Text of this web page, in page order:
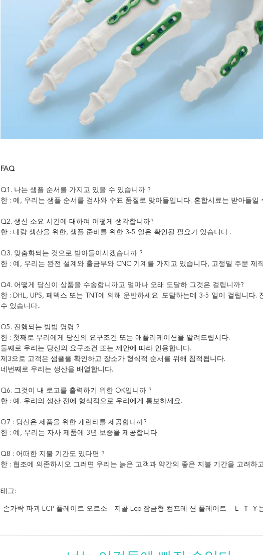
FAQ
Q1. 나는 샘플 순서를 가지고 있을 수 있습니까 ?
한 : 예, 우리는 샘플 순서를 검사와 수표 품질로 맞아들입니다. 혼합시료는 받아들일
Q2. 생산 소요 시간에 대하여 어떻게 생각합니까?
한 : 대량 생산을 위한, 샘플 준비를 위한 3-5 일은 확인될 필요가 있습니다 .
Q3. 맞춤화되는 것으로 받아들이시겠습니까 ?
한 : 예, 우리는 완전 설계와 출금부와 CNC 기계를 가지고 있습니다, 고정밀 주문 제
Q4. 어떻게 당신이 상품을 수송합니까고 얼마나 오래 도달하 그것은 걸립니까?
한 : DHL, UPS, 페덱스 또는 TNT에 의해 운반하세요. 도달하는데 3-5 일이 걸립니다
수 있습니다..
Q5. 진행되는 방법 명령 ?
한 : 첫째로 우리에게 당신의 요구조건 또는 애플리케이션을 알려드립시다.
둘째로 우리는 당신의 요구조건 또는 제안에 따라 인용합니다.
제3으로 고객은 샘플을 확인하고 장소가 형식적 순서를 위해 침적됩니다.
네번째로 우리는 생산을 배열합니다.
Q6. 그것이 내 로고를 출력하기 위한 OK입니까 ?
한 : 예. 우리의 생산 전에 형식적으로 우리에게 통보하세요.
Q7 : 당신은 제품을 위한 개런티를 제공합니까?
한 : 예, 우리는 자사 제품에 3년 보증을 제공합니다.
Q8 : 어떠한 지불 기간도 있다면 ?
한 : 협조에 의존하시오 그러면 우리는 늙은 고객과 약간의 좋은 지불 기간을 고려하
태그:
손가락 파괴 LCP 플레이트 오르소 지골 Lcp 잠금형 컴프레 션 플레이트 Ｌ Ｔ Ｙ